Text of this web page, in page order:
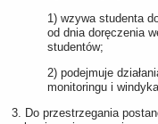
1) wzywa studenta
od dnia doręczenia
studentów;
2) podejmuje
monitoringu i
3. Do przestrzegania